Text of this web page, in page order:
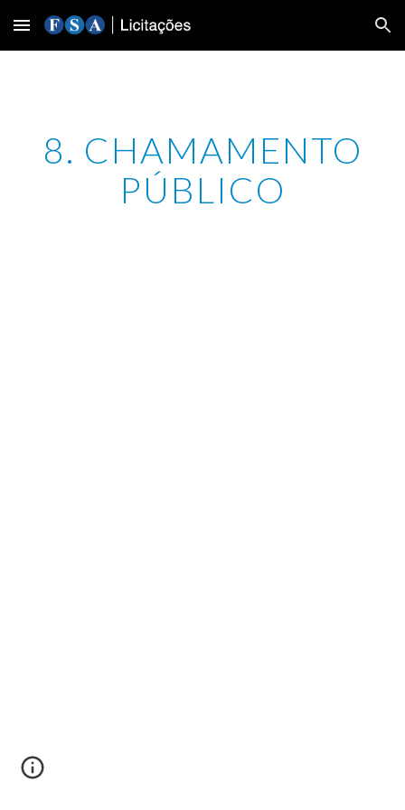
Skip to main content Skip to navigation
8. CHAMAMENTO
PÚBLICO